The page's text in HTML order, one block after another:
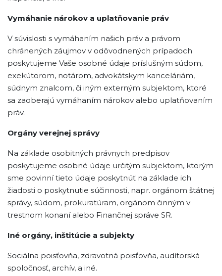
Vymáhanie nárokov a uplatňovanie práv
V súvislosti s vymáhaním našich práv a právom
chránených záujmov v odôvodnených prípadoch
poskytujeme Vaše osobné údaje príslušným súdom,
exekútorom, notárom, advokátskym kanceláriám,
súdnym znalcom, či iným externým subjektom, ktoré
sa zaoberajú vymáhaním nárokov alebo uplatňovaním
práv.
Orgány verejnej správy
Na základe osobitných právnych predpisov
poskytujeme osobné údaje určitým subjektom, ktorým
sme povinní tieto údaje poskytnúť na základe ich
žiadosti o poskytnutie súčinnosti, napr. orgánom štátnej
správy, súdom, prokuratúram, orgánom činným v
trestnom konaní alebo Finančnej správe SR.
Iné orgány, inštitúcie a subjekty
Sociálna poisťovňa, zdravotná poisťovňa, audítorská
spoločnosť, archív, a iné.